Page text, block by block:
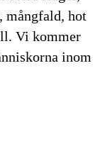
mångfald, hot
Vi kommer
inom